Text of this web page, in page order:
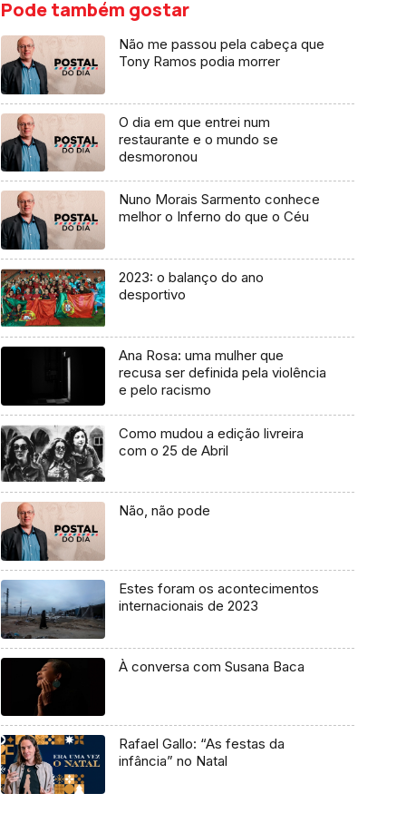
Pode também gostar
Não me passou pela cabeça que
Tony Ramos podia morrer
O dia em que entrei num
restaurante e o mundo se
desmoronou
Nuno Morais Sarmento conhece
melhor o Inferno do que o Céu
2023: o balanço do ano
desportivo
Ana Rosa: uma mulher que
recusa ser definida pela violência
e pelo racismo
Como mudou a edição livreira
com o 25 de Abril
Não, não pode
Estes foram os acontecimentos
internacionais de 2023
À conversa com Susana Baca
Rafael Gallo: “As festas da
infância” no Natal